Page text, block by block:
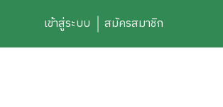
เข้าสู่ระบบ สมัครสมาชิก